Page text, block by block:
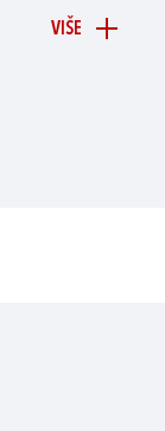
VIŠE